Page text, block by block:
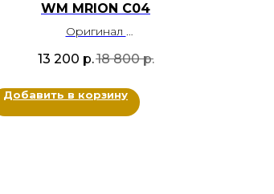
WM MRION C04
Оригинал
Цвет: Темно-бирюзовый, Розовый
13 200 р.18 800 р.
Добавить в корзину